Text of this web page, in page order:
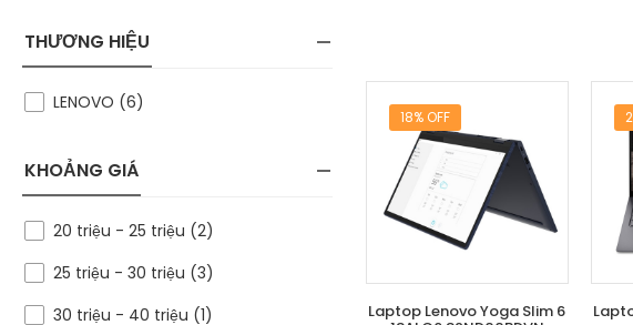
THƯƠNG HIỆU
LENOVO (6)
KHOẢNG GIÁ
20 triệu - 25 triệu (2)
25 triệu - 30 triệu (3)
30 triệu - 40 triệu (1)
18% OFF
Laptop Lenovo Yoga Slim 6